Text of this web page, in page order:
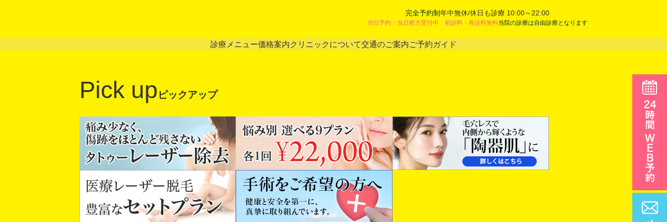
完全予約制年中無休/休日も診療 10:00～22:00
当日予約・当日処方受付中 初診料・再診料無料当院の診療は自由診療となります
診療メニュー価格案内クリニックについて交通のご案内ご予約ガイド
Pick up ピックアップ